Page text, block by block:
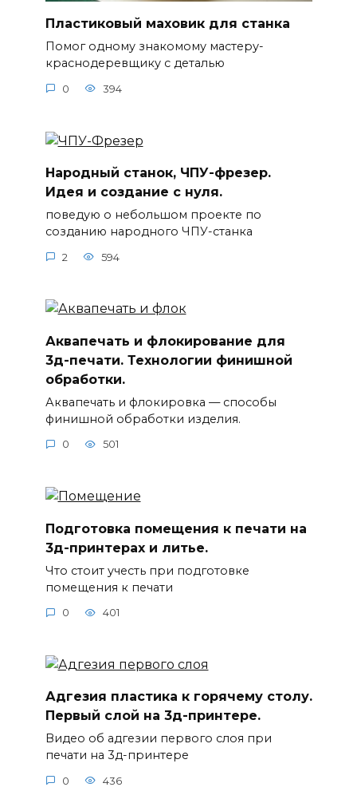
Пластиковый маховик для станка
Помог одному знакомому мастеру-
краснодеревщику с деталью
0 394
Народный станок, ЧПУ-фрезер.
Идея и создание с нуля.
поведую о небольшом проекте по
созданию народного ЧПУ-станка
2 594
Аквапечать и флокирование для
3д-печати. Технологии финишной
обработки.
Аквапечать и флокировка — способы
финишной обработки изделия.
0 501
Подготовка помещения к печати на
3д-принтерах и литье.
Что стоит учесть при подготовке
помещения к печати
0 401
Адгезия пластика к горячему столу.
Первый слой на 3д-принтере.
Видео об адгезии первого слоя при
печати на 3д-принтере
0 436